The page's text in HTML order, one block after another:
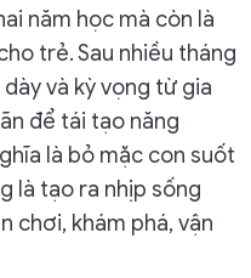
năm học mà còn là
trẻ. Sau nhiều tháng
và kỳ vọng từ gia
để tái tạo năng
là bỏ mặc con suốt
là tạo ra nhịp sống
chơi, khám phá, vận